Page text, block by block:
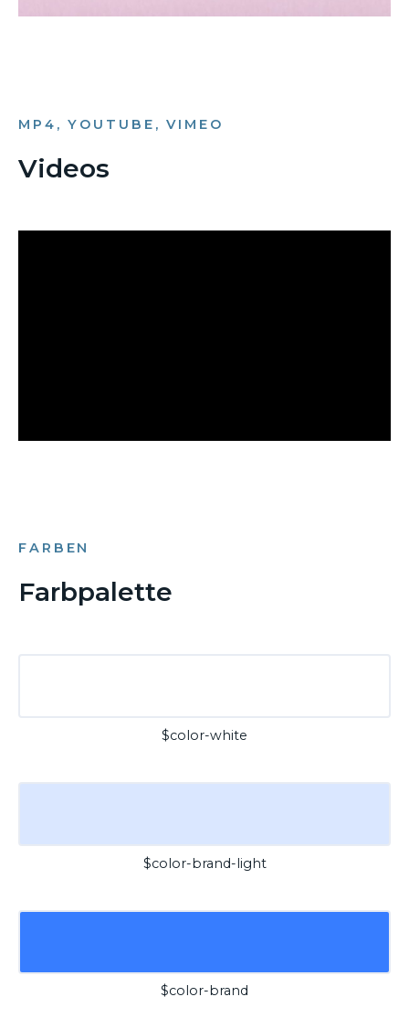
MP4, YOUTUBE, VIMEO
Videos
FARBEN
Farbpalette
$color-white
$color-brand-light
$color-brand